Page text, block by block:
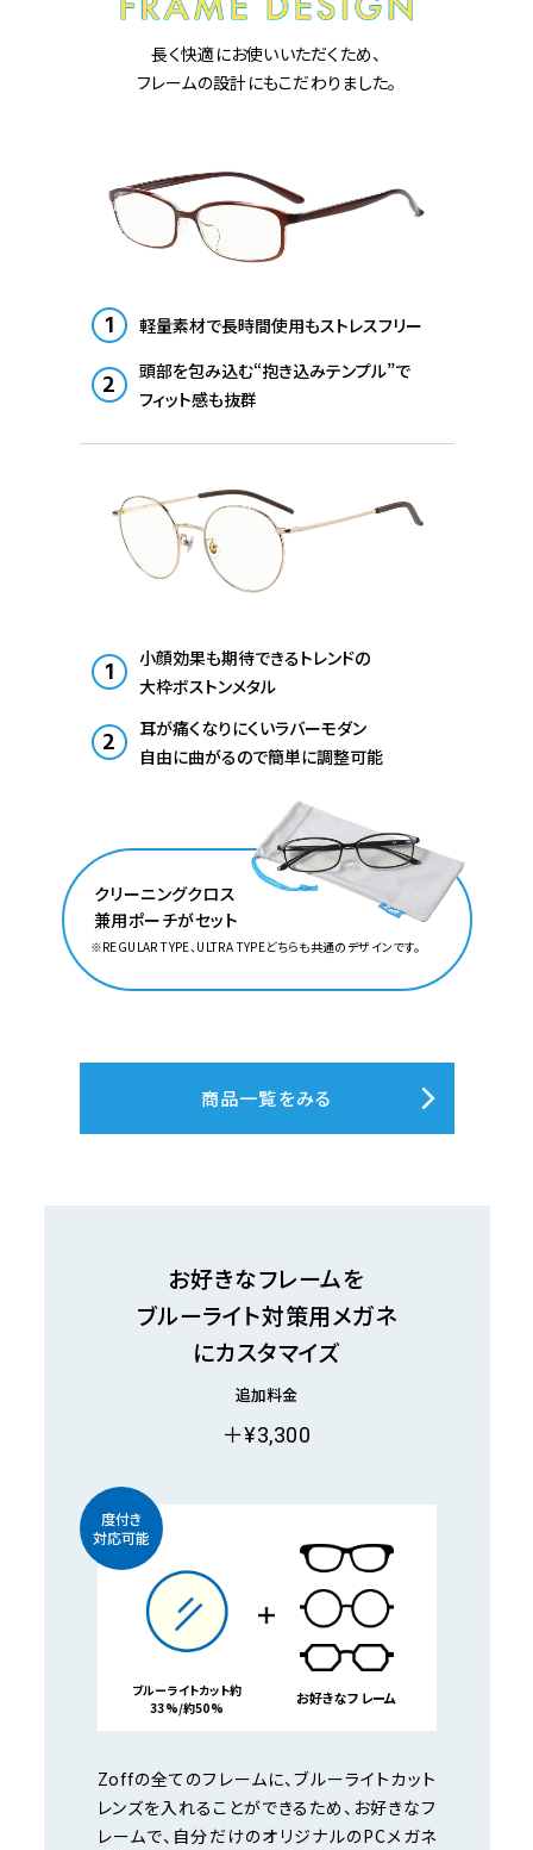
長く快適にお使いいただくため、
フレームの設計にもこだわりました。
1 軽量素材で長時間使用もストレスフリー
2
頭部を包み込む“抱き込みテンプル”で
フィット感も抜群
1
小顔効果も期待できるトレンドの
大枠ボストンメタル
2
耳が痛くなりにくいラバーモダン
自由に曲がるので簡単に調整可能
クリーニングクロス
兼用ポーチがセット
※REGULAR TYPE、ULTRA TYPEどちらも共通のデザインです。
商品一覧をみる
お好きなフレームを
ブルーライト対策用メガネ
にカスタマイズ​
追加料金
＋¥3,300
ブルーライトカット約
33%/約50%
お好きなフレーム
度付き
対応可能
Zoffの全てのフレームに、ブルーライトカット
レンズを入れることができるため、お好きなフ
レームで、自分だけのオリジナルのPCメガネ